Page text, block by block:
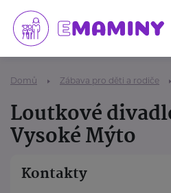
Domů Zábava pro děti a rodiče
Loutkové
Vysoké Mýto
Kontakty